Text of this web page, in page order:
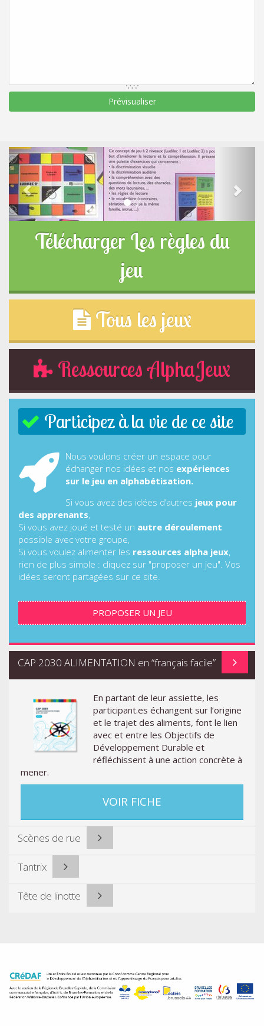
Télécharger Les règles du
jeu
Tous les jeux
Ressources AlphaJeux
Participez à la vie de ce site
Nous voulons créer un espace pour
échanger nos idées et nos expériences
sur le jeu en alphabétisation.
Si vous avez des idées d’autres jeux pour
des apprenants,
Si vous avez joué et testé un autre déroulement
possible avec votre groupe,
Si vous voulez alimenter les ressources alpha jeux,
rien de plus simple : cliquez sur "proposer un jeu". Vos
idées seront partagées sur ce site.
PROPOSER UN JEU
CAP 2030 ALIMENTATION en “français facile”
En partant de leur assiette, les
participant.es échangent sur l’origine
et le trajet des aliments, font le lien
avec et entre les Objectifs de
Développement Durable et
réfléchissent à une action concrète à
mener.
VOIR FICHE
Scènes de rue
Tantrix
Tête de linotte